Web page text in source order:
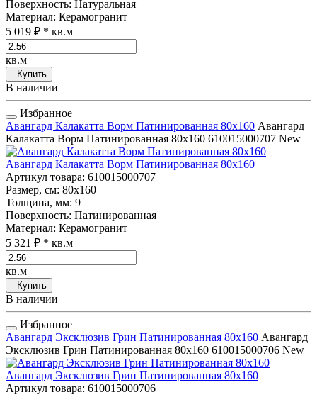
Поверхность: Натуральная
Материал: Керамогранит
5 019 ₽ * кв.м
кв.м
Купить
В наличии
Избранное
Авангард Калакатта Ворм Патинированная 80x160 Авангард
Калакатта Ворм Патинированная 80x160 610015000707 New
Авангард Калакатта Ворм Патинированная 80x160
Артикул товара: 610015000707
Размер, см: 80x160
Толщина, мм: 9
Поверхность: Патинированная
Материал: Керамогранит
5 321 ₽ * кв.м
кв.м
Купить
В наличии
Избранное
Авангард Эксклюзив Грин Патинированная 80x160 Авангард
Эксклюзив Грин Патинированная 80x160 610015000706 New
Авангард Эксклюзив Грин Патинированная 80x160
Артикул товара: 610015000706